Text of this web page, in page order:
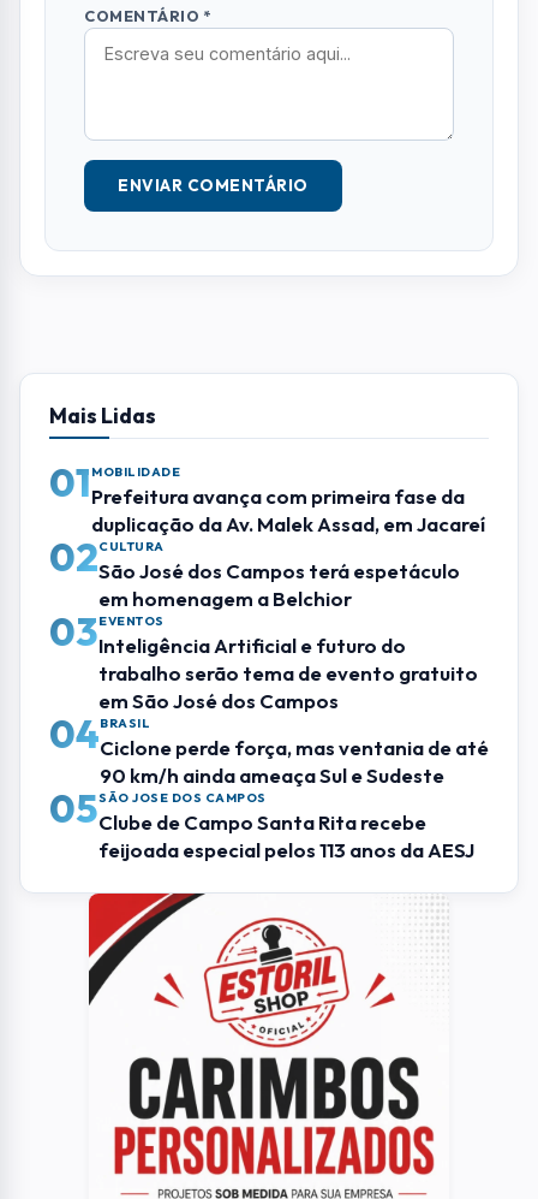
Mais Lidas
duplicação da Av. Malek Assad, em Jacareí
02 São José dos Campos terá espetáculo
em homenagem a Belchior
03Inteligência Artificial e futuro do
trabalho serão tema de evento gratuito
90 km/h ainda ameaça Sul e Sudeste
05 SÃO JOSE DOS CAMPOS
Clube de Campo Santa Rita recebe